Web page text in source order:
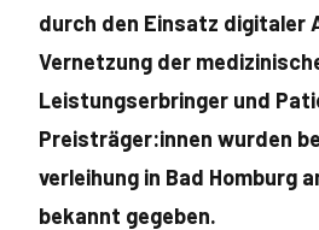
durch den Einsatz digitaler
Vernetzung der
Leistungserbringer und
Preisträger:innen wurden
verleihung in Bad Homburg
bekannt gegeben.